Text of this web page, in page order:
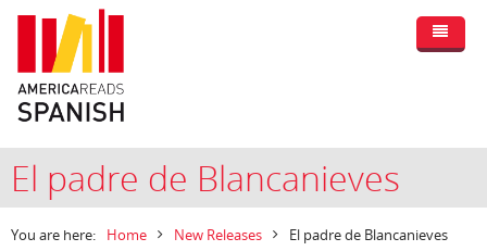
El padre de Blancanieves
You are here: Home New Releases El padre de Blancanieves